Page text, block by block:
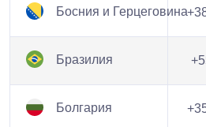
Босния и Герцеговина
Бразилия
Болгария